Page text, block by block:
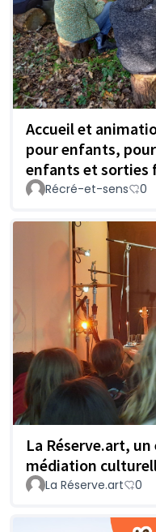
Accueil et
pour enfants,
enfants et sorties
Récré-et-sens 0
La Réserve.art, un
médiation
La Réserve.art 0